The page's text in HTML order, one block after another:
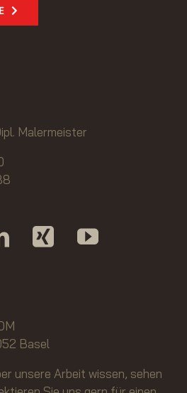
Malermeister
Basel
unsere Arbeit wissen, sehen